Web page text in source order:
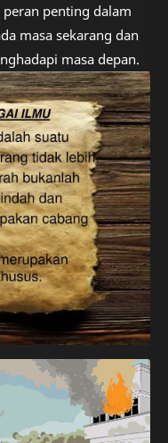
penting dalam
masa sekarang dan
masa depan.